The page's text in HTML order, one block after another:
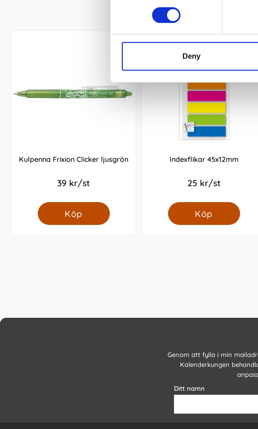
Deny
Kulpenna Frixion Clicker ljusgrön
39 kr/st
Köp
Indexflikar 45x12mm
25 kr/st
Köp
Genom att fylla i min
Kalenderkungen
Ditt namn